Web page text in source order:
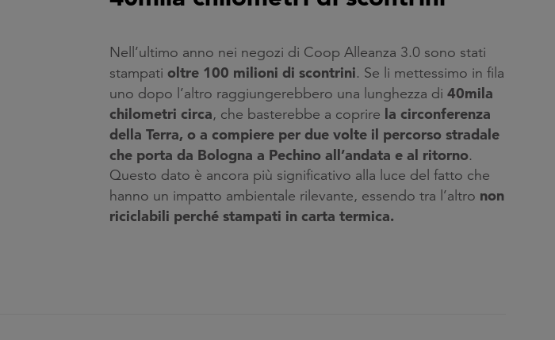
Nell’ultimo anno nei negozi di Coop Alleanza 3.0 sono stati
stampati oltre 100 milioni di scontrini. Se li mettessimo in fila
uno dopo l’altro raggiungerebbero una lunghezza di 40mila
chilometri circa, che basterebbe a coprire la circonferenza
della Terra, o a compiere per due volte il percorso stradale
che porta da Bologna a Pechino all’andata e al ritorno.
Questo dato è ancora più significativo alla luce del fatto che
hanno un impatto ambientale rilevante, essendo tra l’altro non
riciclabili perché stampati in carta termica.